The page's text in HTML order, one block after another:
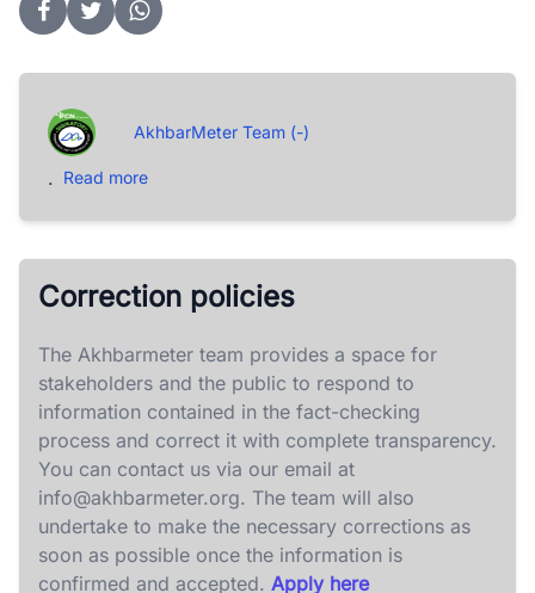
AkhbarMeter Team (-)
. Read more
Correction policies
The Akhbarmeter team provides a space for
stakeholders and the public to respond to
information contained in the fact-checking
process and correct it with complete transparency.
You can contact us via our email at
info@akhbarmeter.org. The team will also
undertake to make the necessary corrections as
soon as possible once the information is
confirmed and accepted. Apply here